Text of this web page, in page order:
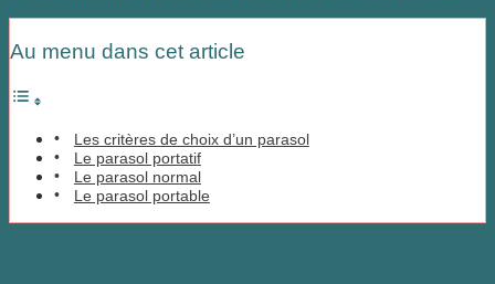
Au menu dans cet article
Les critères de choix d’un parasol
Le parasol portatif
Le parasol normal
Le parasol portable